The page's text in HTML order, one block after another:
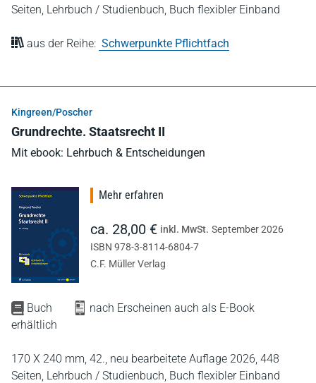
Seiten, Lehrbuch / Studienbuch, Buch flexibler Einband
aus der Reihe: Schwerpunkte Pflichtfach
Kingreen/Poscher
Grundrechte. Staatsrecht II
Mit ebook: Lehrbuch & Entscheidungen
Buch
nach Erscheinen auch als E-Book
erhältlich
170 X 240 mm, 42., neu bearbeitete Auflage 2026, 448
Seiten, Lehrbuch / Studienbuch, Buch flexibler Einband
Mehr erfahren
ca. 28,00 € inkl. MwSt. September 2026
ISBN 978-3-8114-6804-7
C.F. Müller Verlag